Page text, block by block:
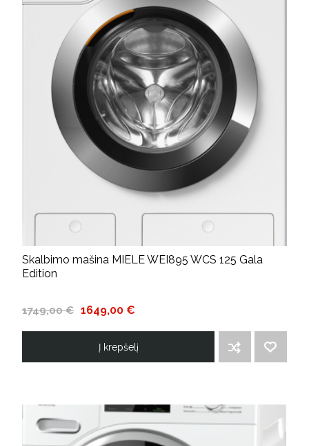
Skalbimo mašina MIELE WEI895 WCS 125 Gala
Edition
1749,00 € 1649,00 €
Į krepšelį